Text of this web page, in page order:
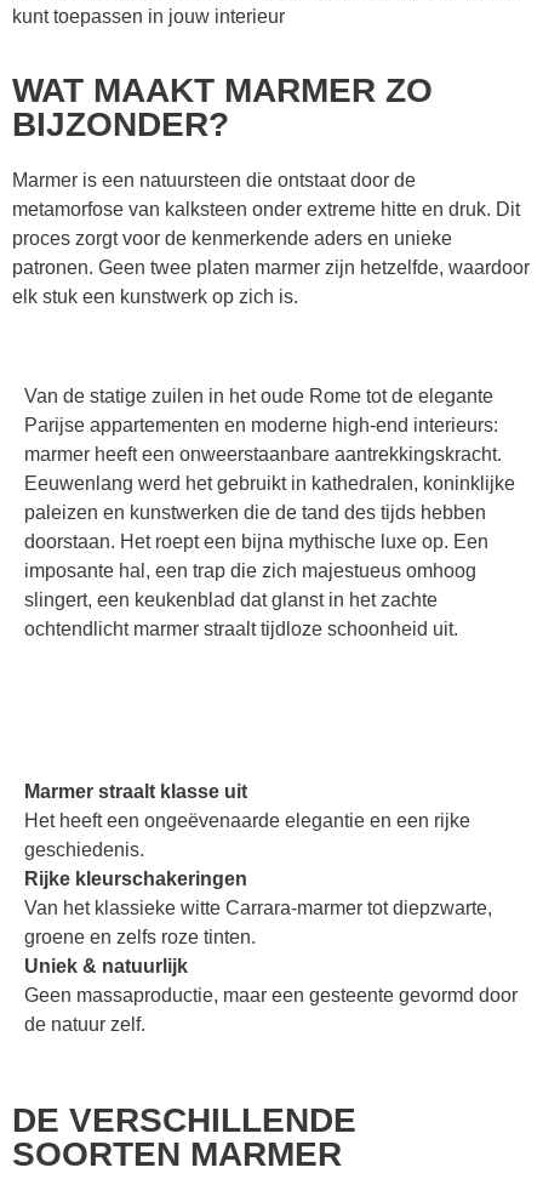
kunt toepassen in jouw interieur
WAT MAAKT MARMER ZO
BIJZONDER?
Marmer is een natuursteen die ontstaat door de
metamorfose van kalksteen onder extreme hitte en druk. Dit
proces zorgt voor de kenmerkende aders en unieke
patronen. Geen twee platen marmer zijn hetzelfde, waardoor
elk stuk een kunstwerk op zich is.
Van de statige zuilen in het oude Rome tot de elegante
Parijse appartementen en moderne high-end interieurs:
marmer heeft een onweerstaanbare aantrekkingskracht.
Eeuwenlang werd het gebruikt in kathedralen, koninklijke
paleizen en kunstwerken die de tand des tijds hebben
doorstaan. Het roept een bijna mythische luxe op. Een
imposante hal, een trap die zich majestueus omhoog
slingert, een keukenblad dat glanst in het zachte
ochtendlicht marmer straalt tijdloze schoonheid uit.
Marmer straalt klasse uit
Het heeft een ongeëvenaarde elegantie en een rijke
geschiedenis.
Rijke kleurschakeringen
Van het klassieke witte Carrara-marmer tot diepzwarte,
groene en zelfs roze tinten.
Uniek & natuurlijk
Geen massaproductie, maar een gesteente gevormd door
de natuur zelf.
DE VERSCHILLENDE
SOORTEN MARMER